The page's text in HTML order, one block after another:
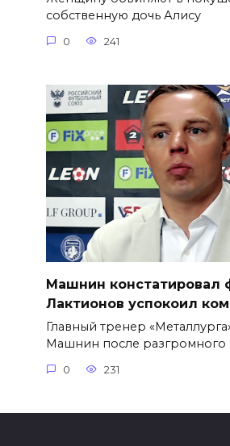
собственную дочь Алису
0 241
Машнин констатировал
Лактионов успокоил
Главный тренер
Машнин после разгромного
0 231